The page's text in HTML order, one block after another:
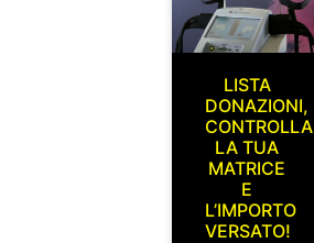
LISTA
DONAZIONI,
CONTROLLA
LA TUA
MATRICE
E
L’IMPORTO
VERSATO!